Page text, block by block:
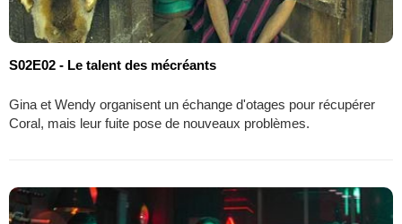
S02E02 - Le talent des mécréants
Gina et Wendy organisent un échange d'otages pour récupérer
Coral, mais leur fuite pose de nouveaux problèmes.